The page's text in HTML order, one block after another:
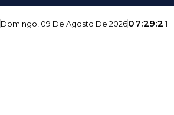
Domingo, 09 De Agosto De 202607:29:23